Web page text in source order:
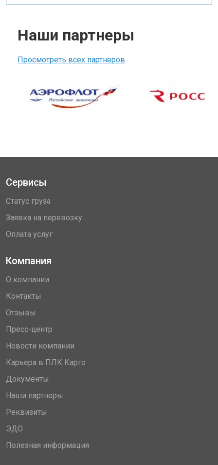
Наши партнеры
Просмотреть всех партнеров
Сервисы
Статус груза
Заявка на перевозку
Оплата услуг
Компания
О компании
Контакты
Отзывы
Пресс-центр
Новости компании
Карьера в ПЛК Карго
Документы
Наши партнеры
Реквизиты
ЭДО
Полезная информация